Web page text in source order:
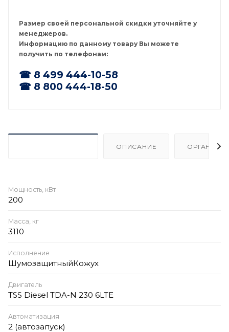
Размер своей персональной скидки уточняйте у
менеджеров.
Информацию по данному товару Вы можете
получить по телефонам:
☎ 8 499 444-10-58
☎ 8 800 444-18-50
ОПИСАНИЕ
Мощность, кВт
200
Масса, кг
3110
Исполнение
ШумозащитныйКожух
Двигатель
TSS Diesel TDA-N 230 6LTE
Автоматизация
2 (автозапуск)